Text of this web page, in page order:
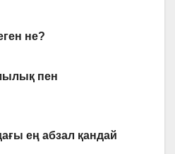
не?
пен
ең абзал қандай